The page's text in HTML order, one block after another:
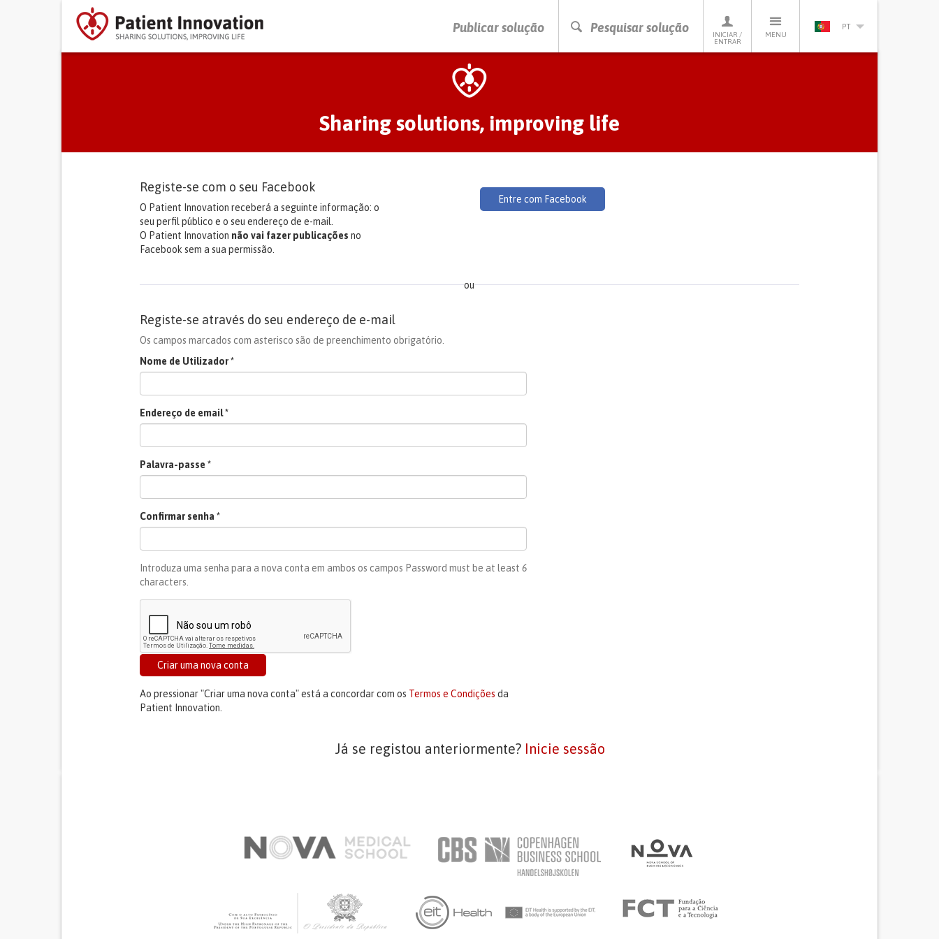
Publicar solução Pesquisar solução
INICIAR /
ENTRAR
MENU
PT
PRESSIONE ENTER PARA PESQUISAR
Sharing solutions, improving life
Registe-se com o seu Facebook
O Patient Innovation receberá a seguinte informação: o
seu perfil público e o seu endereço de e-mail.
O Patient Innovation não vai fazer publicações no
Facebook sem a sua permissão.
Entre com Facebook
ou
Registe-se através do seu endereço de e-mail
Os campos marcados com asterisco são de preenchimento obrigatório.
Nome de Utilizador*
Endereço de email*
Palavra-passe*
Confirmar senha*
Introduza uma senha para a nova conta em ambos os campos Password must be at least6
characters.
Criar uma nova conta
Ao pressionar "Criar uma nova conta" está a concordar com os Termos e Condições da
Patient Innovation.
Já se registou anteriormente? Inicie sessão